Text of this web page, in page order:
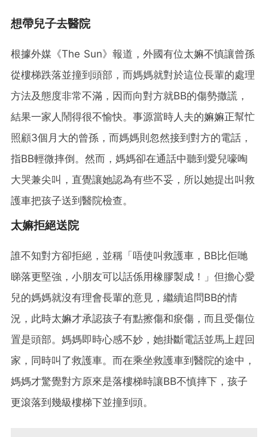
想帶兒子去醫院
根據外媒《The Sun》報道，外國有位太嫲不慎讓曾孫
從樓梯跌落並撞到頭部，而媽媽就對於這位長輩的處理
方法及態度非常不滿，因而向對方就BB的傷勢撒謊，
結果一家人鬧得很不愉快。事源當時人夫的嫲嫲正幫忙
照顧3個月大的曾孫，而媽媽則忽然接到對方的電話，
指BB輕微摔倒。然而，媽媽卻在通話中聽到愛兒嚎啕
大哭兼尖叫，直覺讓她認為有些不妥，所以她提出叫救
護車把孩子送到醫院檢查。
太嫲拒絕送院
誰不知對方卻拒絕，並稱「唔使叫救護車，BB比佢哋
睇落更堅強，小朋友可以話係用橡膠製成！」但擔心愛
兒的媽媽就沒有理會長輩的意見，繼續追問BB的情
況，此時太嫲才承認孩子有點擦傷和瘀傷，而且受傷位
置是頭部。媽媽即時心感不妙，她掛斷電話並馬上趕回
家，同時叫了救護車。而在乘坐救護車到醫院的途中，
媽媽才驚覺對方原來是落樓梯時讓BB不慎摔下，孩子
更滾落到幾級樓梯下並撞到頭。